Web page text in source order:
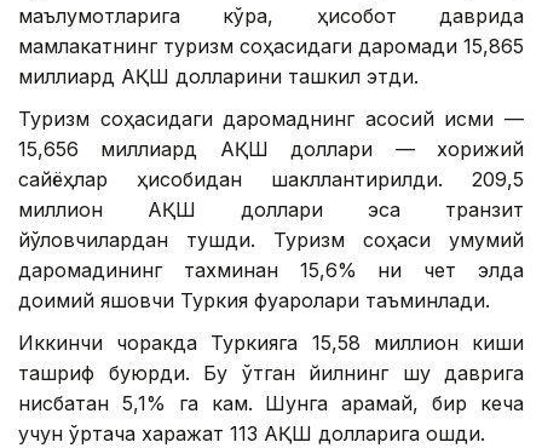
маълумотларига кўра, ҳисобот даврида
мамлакатнинг туризм соҳасидаги даромади 15,865
миллиард АҚШ долларини ташкил этди.
Туризм соҳасидаги даромаднинг асосий қисми —
15,656 миллиард АҚШ доллари — хорижий
сайёҳлар ҳисобидан шакллантирилди. 209,5
миллион АҚШ доллари эса транзит
йўловчилардан тушди. Туризм соҳаси умумий
даромадининг тахминан 15,6% ни чет элда
доимий яшовчи Туркия фуқаролари таъминлади.
Иккинчи чоракда Туркияга 15,58 миллион киши
ташриф буюрди. Бу ўтган йилнинг шу даврига
нисбатан 5,1% га кам. Шунга қарамай, бир кеча
учун ўртача харажат 113 АҚШ долларига ошди.